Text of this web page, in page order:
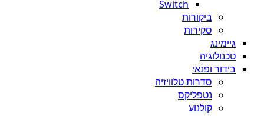
Switch
ביקורות
סקירות
גיימינג
טכנולוגיה
בידור ופנאי
סדרות טלוויזיה
נטפליקס
קולנוע